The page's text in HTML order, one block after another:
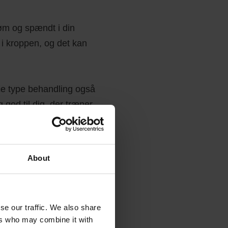
About
our traffic. We also share
who may combine it with
og spændt i din
kroppen, og det kan
type behandling også
god til dig, der træner
effektiv og